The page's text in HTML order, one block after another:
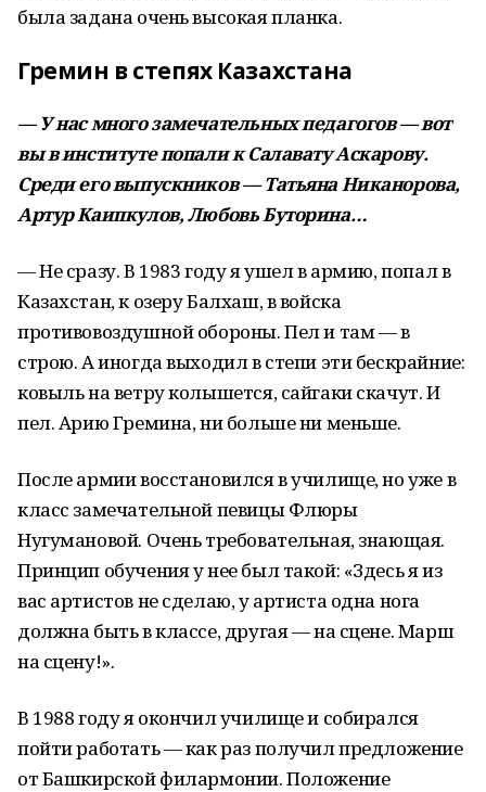
была задана очень высокая планка.
Гремин в степях Казахстана
— У нас много замечательных педагогов — вот
вы в институте попали к Салавату Аскарову.
Среди его выпускников — Татьяна Никанорова,
Артур Каипкулов, Любовь Буторина…
— Не сразу. В 1983 году я ушел в армию, попал в
Казахстан, к озеру Балхаш, в войска
противовоздушной обороны. Пел и там — в
строю. А иногда выходил в степи эти бескрайние:
ковыль на ветру колышется, сайгаки скачут. И
пел. Арию Гремина, ни больше ни меньше.
После армии восстановился в училище, но уже в
класс замечательной певицы Флюры
Нугумановой. Очень требовательная, знающая.
Принцип обучения у нее был такой: «Здесь я из
вас артистов не сделаю, у артиста одна нога
должна быть в классе, другая — на сцене. Марш
на сцену!».
В 1988 году я окончил училище и собирался
пойти работать — как раз получил предложение
от Башкирской филармонии. Положение